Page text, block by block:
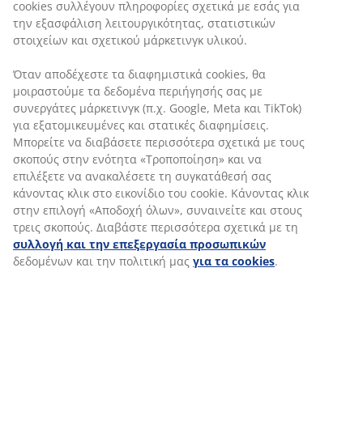
εμπειρία προς τους πελάτες μας.
Στο Εμπορικό Τμήμα της JYSK γιορτάζουμε
τόσο τις μικρές, όσο και τις μεγάλες νίκες.
Επιβραβεύουμε τους συναδέλφους που
λειτουργούν με ομαδικότητα και κάνουν
καλές πωλήσεις.
ΕΡΓΑΣΙΑ ΣΤΟ ΕΜΠΟΡΙΚΟ
ΤΜΗΜΑ
cookies συλλέγουν πληροφορίες σχετικά με εσάς για
την εξασφάλιση λειτουργικότητας, στατιστικών
στοιχείων και σχετικού μάρκετινγκ υλικού.
Όταν αποδέχεστε τα διαφημιστικά cookies, θα
μοιραστούμε τα δεδομένα περιήγησής σας με
συνεργάτες μάρκετινγκ (π.χ. Google, Meta και TikTok)
για εξατομικευμένες και στατικές διαφημίσεις.
Μπορείτε να διαβάσετε περισσότερα σχετικά με τους
σκοπούς στην ενότητα «Τροποποίηση» και να
επιλέξετε να ανακαλέσετε τη συγκατάθεσή σας
κάνοντας κλικ στο εικονίδιο του cookie. Κάνοντας κλικ
στην επιλογή «Αποδοχή όλων», συναινείτε και στους
τρεις σκοπούς. Διαβάστε περισσότερα σχετικά με τη
συλλογή και την επεξεργασία προσωπικών
δεδομένων και την πολιτική μας για τα cookies.